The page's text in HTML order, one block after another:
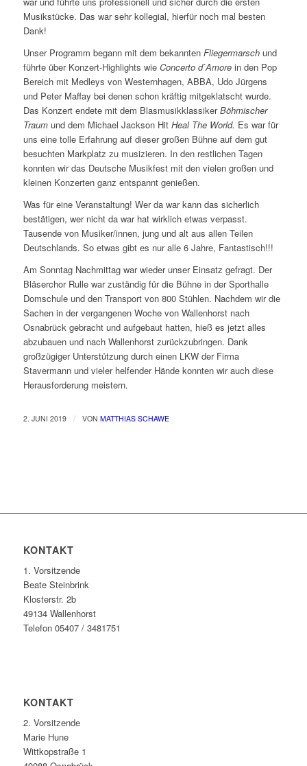
Musikstücke. Das war sehr kollegial, hierfür noch mal besten
Dank!
Unser Programm begann mit dem bekannten Fliegermarschund
führte über Konzert-Highlights wie Concerto d`Amore in den Pop
Bereich mit Medleys von Westernhagen, ABBA, Udo Jürgens
und Peter Maffay bei denen schon kräftig mitgeklatscht wurde.
Das Konzert endete mit dem BlasmusikklassikerBöhmischer
Traumund dem Michael Jackson Hit Heal The World. Es war für
uns eine tolle Erfahrung auf dieser großen Bühne auf dem gut
besuchten Markplatz zu musizieren. In den restlichen Tagen
konnten wir das Deutsche Musikfest mit den vielen großen und
kleinen Konzerten ganz entspannt genießen.
Was für eine Veranstaltung! Wer da war kann das sicherlich
bestätigen, wer nicht da war hat wirklich etwas verpasst.
Tausende von Musiker/innen, jung und alt aus allen Teilen
Deutschlands. So etwas gibt es nur alle 6 Jahre, Fantastisch!!!
Am Sonntag Nachmittag war wieder unser Einsatz gefragt. Der
Bläserchor Rulle war zuständig für die Bühne in der Sporthalle
Domschule und den Transport von 800 Stühlen. Nachdem wir die
Sachen in der vergangenen Woche von Wallenhorst nach
Osnabrück gebracht und aufgebaut hatten, hieß es jetzt alles
abzubauen und nach Wallenhorst zurückzubringen. Dank
großzügiger Unterstützung durch einen LKW der Firma
Stavermann und vieler helfender Hände konnten wir auch diese
Herausforderung meistern.
2. JUNI 2019 / VON MATTHIAS SCHAWE
KONTAKT
1. Vorsitzende
Beate Steinbrink
Klosterstr. 2b
49134 Wallenhorst
Telefon 05407 / 3481751
KONTAKT
2. Vorsitzende
Marie Hune
Wittkopstraße 1